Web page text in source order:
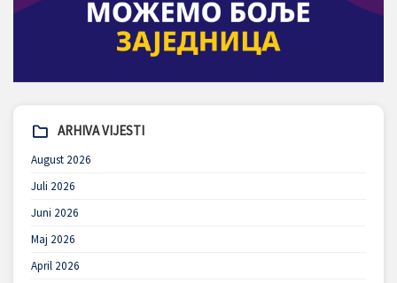
ARHIVA VIJESTI
August 2026
Juli 2026
Juni 2026
Maj 2026
April 2026